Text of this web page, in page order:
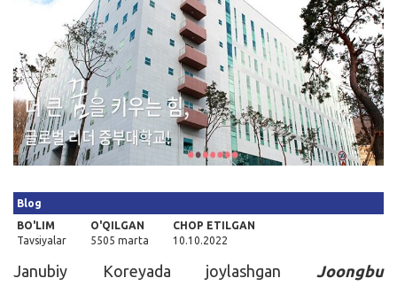
Blog
BO'LIM
Tavsiyalar
O'QILGAN
5505 marta
CHOP ETILGAN
10.10.2022
Janubiy Koreyada joylashgan Joongbu